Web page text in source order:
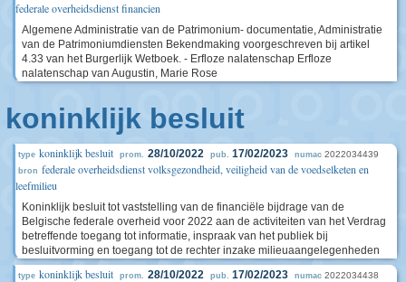
federale overheidsdienst financien
Algemene Administratie van de Patrimonium- documentatie, Administratie
van de Patrimoniumdiensten Bekendmaking voorgeschreven bij artikel
4.33 van het Burgerlijk Wetboek. - Erfloze nalatenschap Erfloze
nalatenschap van Augustin, Marie Rose
koninklijk besluit
type koninklijk besluit prom. 28/10/2022 pub. 17/02/2023 numac 2022034439
bron federale overheidsdienst volksgezondheid, veiligheid van de voedselketen en
leefmilieu
Koninklijk besluit tot vaststelling van de financiële bijdrage van de
Belgische federale overheid voor 2022 aan de activiteiten van het Verdrag
betreffende toegang tot informatie, inspraak van het publiek bij
besluitvorming en toegang tot de rechter inzake milieuaangelegenheden
type koninklijk besluit prom. 28/10/2022 pub. 17/02/2023 numac 2022034438